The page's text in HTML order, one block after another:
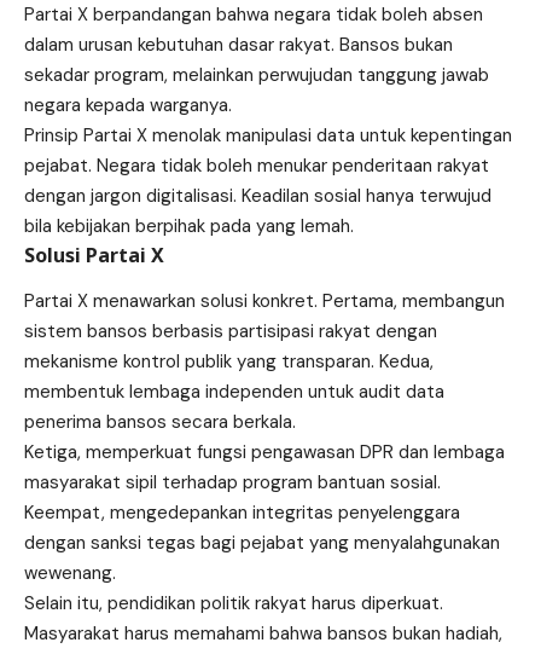
Partai X berpandangan bahwa negara tidak boleh absen
dalam urusan kebutuhan dasar rakyat. Bansos bukan
sekadar program, melainkan perwujudan tanggung jawab
negara kepada warganya.
Prinsip Partai X menolak manipulasi data untuk kepentingan
pejabat. Negara tidak boleh menukar penderitaan rakyat
dengan jargon digitalisasi. Keadilan sosial hanya terwujud
bila kebijakan berpihak pada yang lemah.
Solusi Partai X
Partai X menawarkan solusi konkret. Pertama, membangun
sistem bansos berbasis partisipasi rakyat dengan
mekanisme kontrol publik yang transparan. Kedua,
membentuk lembaga independen untuk audit data
penerima bansos secara berkala.
Ketiga, memperkuat fungsi pengawasan DPR dan lembaga
masyarakat sipil terhadap program bantuan sosial.
Keempat, mengedepankan integritas penyelenggara
dengan sanksi tegas bagi pejabat yang menyalahgunakan
wewenang.
Selain itu, pendidikan politik rakyat harus diperkuat.
Masyarakat harus memahami bahwa bansos bukan hadiah,